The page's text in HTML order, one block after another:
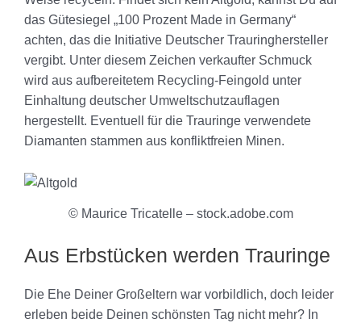
das Gütesiegel „100 Prozent Made in Germany“
achten, das die Initiative Deutscher Trauringhersteller
vergibt. Unter diesem Zeichen verkaufter Schmuck
wird aus aufbereitetem Recycling-Feingold unter
Einhaltung deutscher Umweltschutzauflagen
hergestellt. Eventuell für die Trauringe verwendete
Diamanten stammen aus konfliktfreien Minen.
© Maurice Tricatelle – stock.adobe.com
Aus Erbstücken werden Trauringe
Die Ehe Deiner Großeltern war vorbildlich, doch leider
erleben beide Deinen schönsten Tag nicht mehr? In